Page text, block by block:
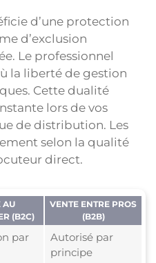
d’une protection
d’exclusion
Le professionnel
la liberté de gestion
Cette dualité
lors de vos
de distribution. Les
selon la qualité
direct.
AU
(B2C)
VENTE ENTRE PROS
(B2B)
par
Autorisé par
principe